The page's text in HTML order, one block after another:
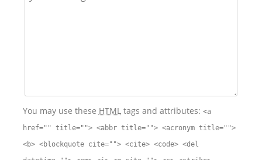
You may use these HTMLtags and attributes: <a
href="" title=""> <abbr title=""> <acronym title="">
<b> <blockquote cite=""> <cite> <code> <del